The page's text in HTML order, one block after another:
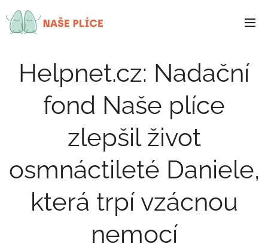
Helpnet.cz: Nadační
fond Naše plíce
zlepšil život
osmnáctileté Daniele,
která trpí vzácnou
nemocí